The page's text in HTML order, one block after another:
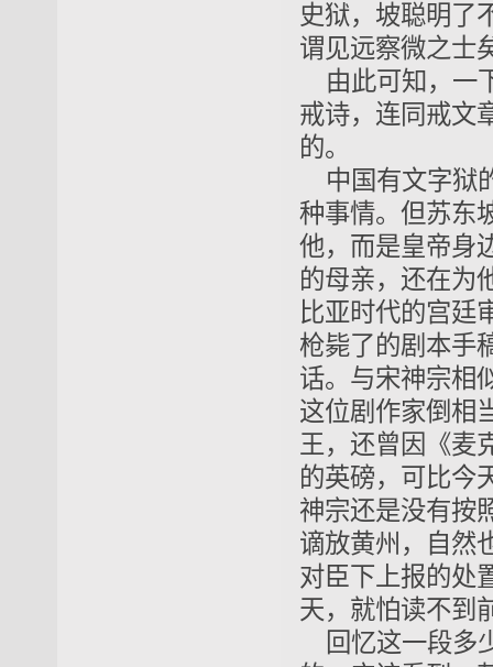
史狱，坡聪明了
谓见远察微之士
由此可知，一
戒诗，连同戒文
的。
中国有文字狱
种事情。但苏东
他，而是皇帝身
的母亲，还在为
比亚时代的宫廷
枪毙了的剧本手
话。与宋神宗相
这位剧作家倒相
王，还曾因《麦
的英磅，可比今
神宗还是没有按
谪放黄州，自然
对臣下上报的处
天，就怕读不到
回忆这一段多